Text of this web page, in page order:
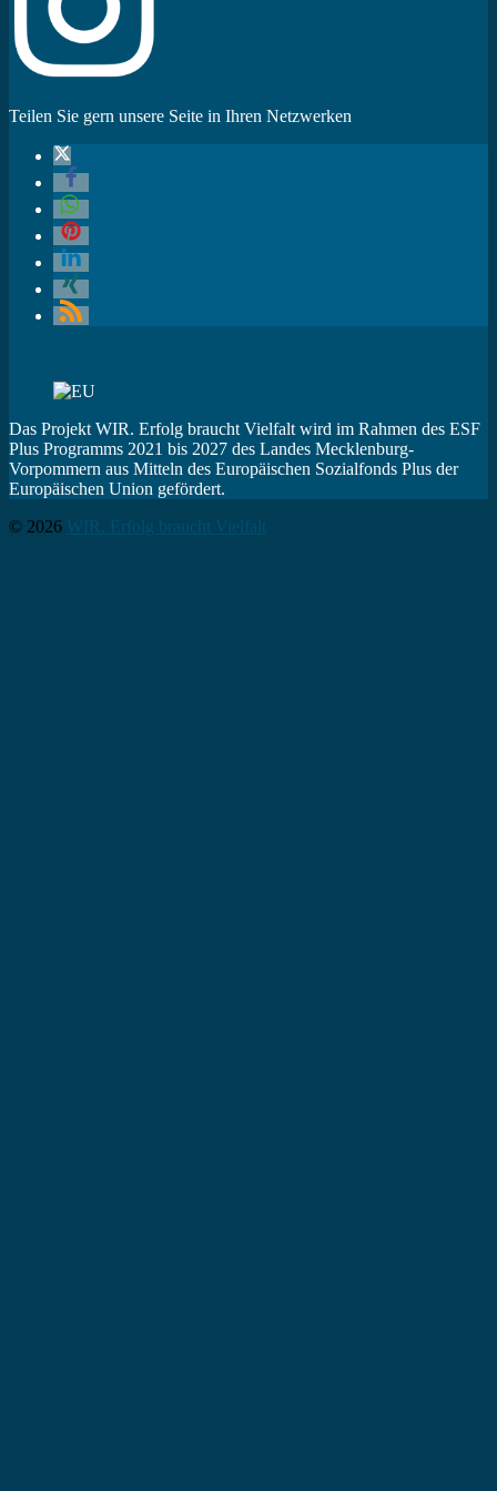
Teilen Sie gern unsere Seite in Ihren Netzwerken
Das Projekt WIR. Erfolg braucht Vielfalt wird im Rahmen des ESF
Plus Programms 2021 bis 2027 des Landes Mecklenburg-
Vorpommern aus Mitteln des Europäischen Sozialfonds Plus der
Europäischen Union gefördert.
© 2026 WIR. Erfolg braucht Vielfalt